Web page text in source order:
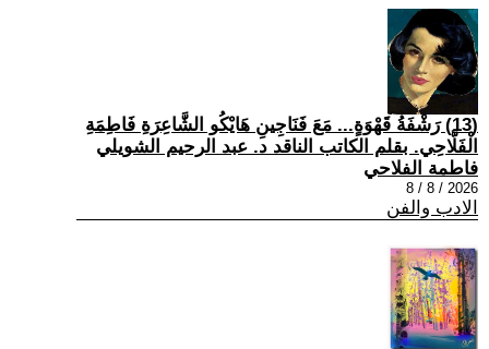
(13) رَشْفَةُ قَهْوَةٍ... مَعَ فَنَاجِينِ هَايْكُو الشَّاعِرَةِ فَاطِمَةِ
الْفَلَّاحِي. بقلم الكاتب الناقد د. عبد الرحيم الشويلي
فاطمة الفلاحي
2026 / 8 / 8
الادب والفن